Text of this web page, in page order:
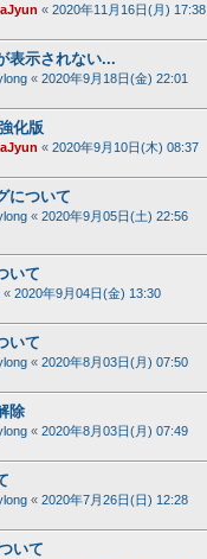
« 2020年11月16日(月) 17:38
表示されない...
« 2020年9月18日(金) 22:01
化版
« 2020年9月10日(木) 08:37
について
« 2020年9月05日(土) 22:56
いて
« 2020年9月04日(金) 13:30
いて
« 2020年8月03日(月) 07:50
除
« 2020年8月03日(月) 07:49
« 2020年7月26日(日) 12:28
いて